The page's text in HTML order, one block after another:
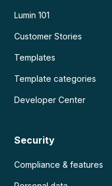
Lumin 101
Customer Stories
Templates
Template categories
Developer Center
Security
Compliance & features